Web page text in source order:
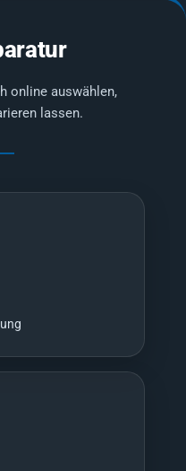
online auswählen,
lassen.